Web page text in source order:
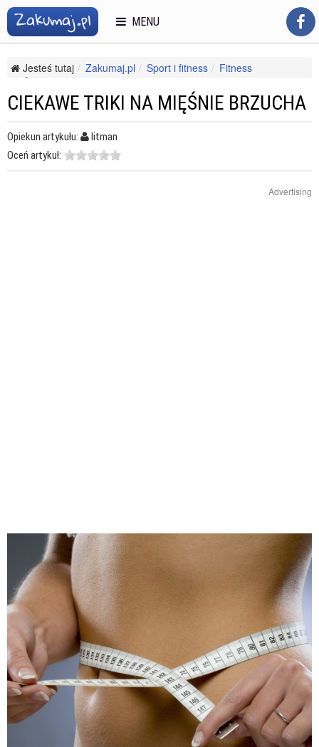
Jesteś tutaj Zakumaj.pl Sport i fitness
Fitness
Ćwiczenia cardio
CIEKAWE TRIKI NA MIĘŚNIE BRZUCHA
Opiekun artykułu:
litman
Oceń artykuł:
Advertising
MENU